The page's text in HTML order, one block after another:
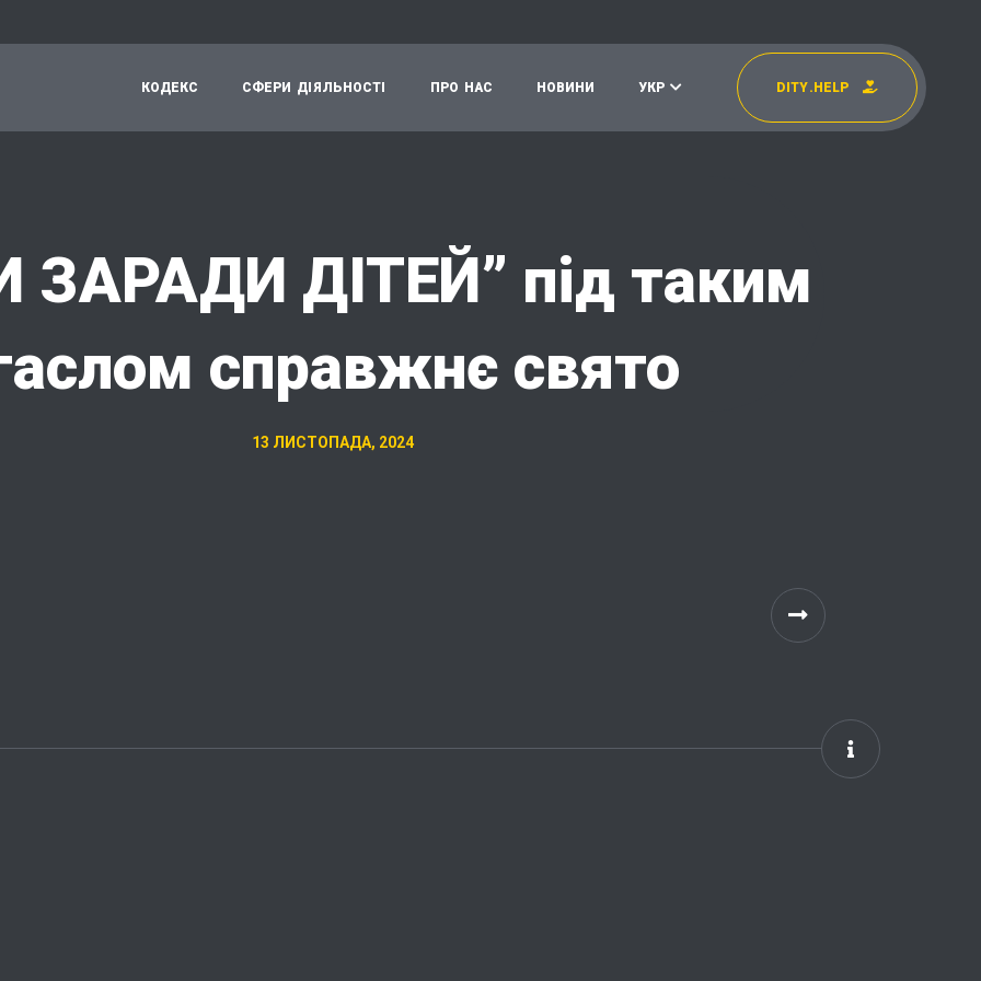
D TY. H E L P
КОД Е КС СФ Е Р И Д Я Л Ь Н ОСТ П РО Н АС Н О В И Н И У К Р
ЗАРАДИ ДІТЕЙ” під таким
справжнє свято
13 ЛИСТОПАДА, 2024